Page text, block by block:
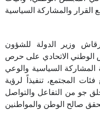
وزير الدولة للشؤون
الوطني الاتحادي على حرص
المشاركة السياسية والوعي
فئات المجتمع، تنفيذاً لرؤية
جو من التفاعل والتواصل